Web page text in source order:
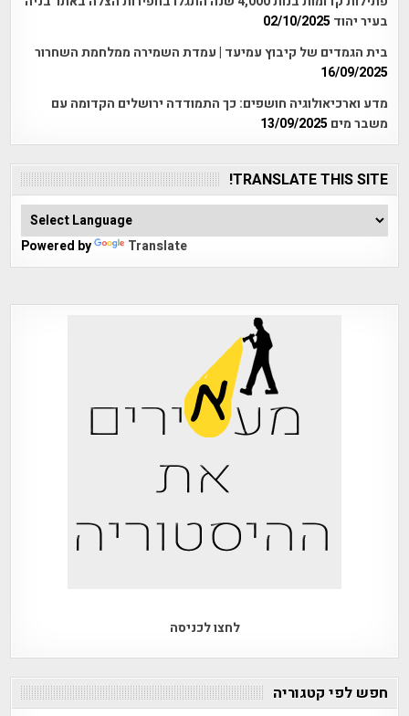
בעיר יהוד 02/10/2025
בית הגמדים של קיבוץ עמיעד | עמדת השמירה ממלחמת השחרור
16/09/2025
מדע וארכיאולוגיה חושפים: כך התמודדה ירושלים הקדומה עם
משבר מים 13/09/2025
TRANSLATE THIS SITE!
Powered by Translate
לחצו לכניסה
חפש לפי קטגוריה